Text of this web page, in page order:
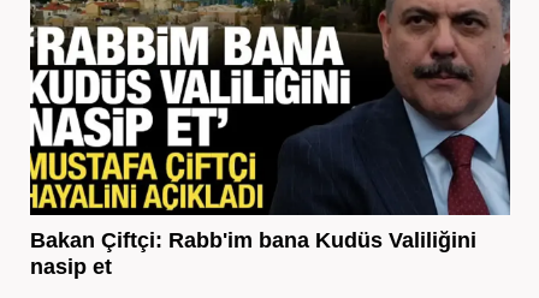
Bakan Çiftçi: Rabb'im bana Kudüs Valiliğini
nasip et